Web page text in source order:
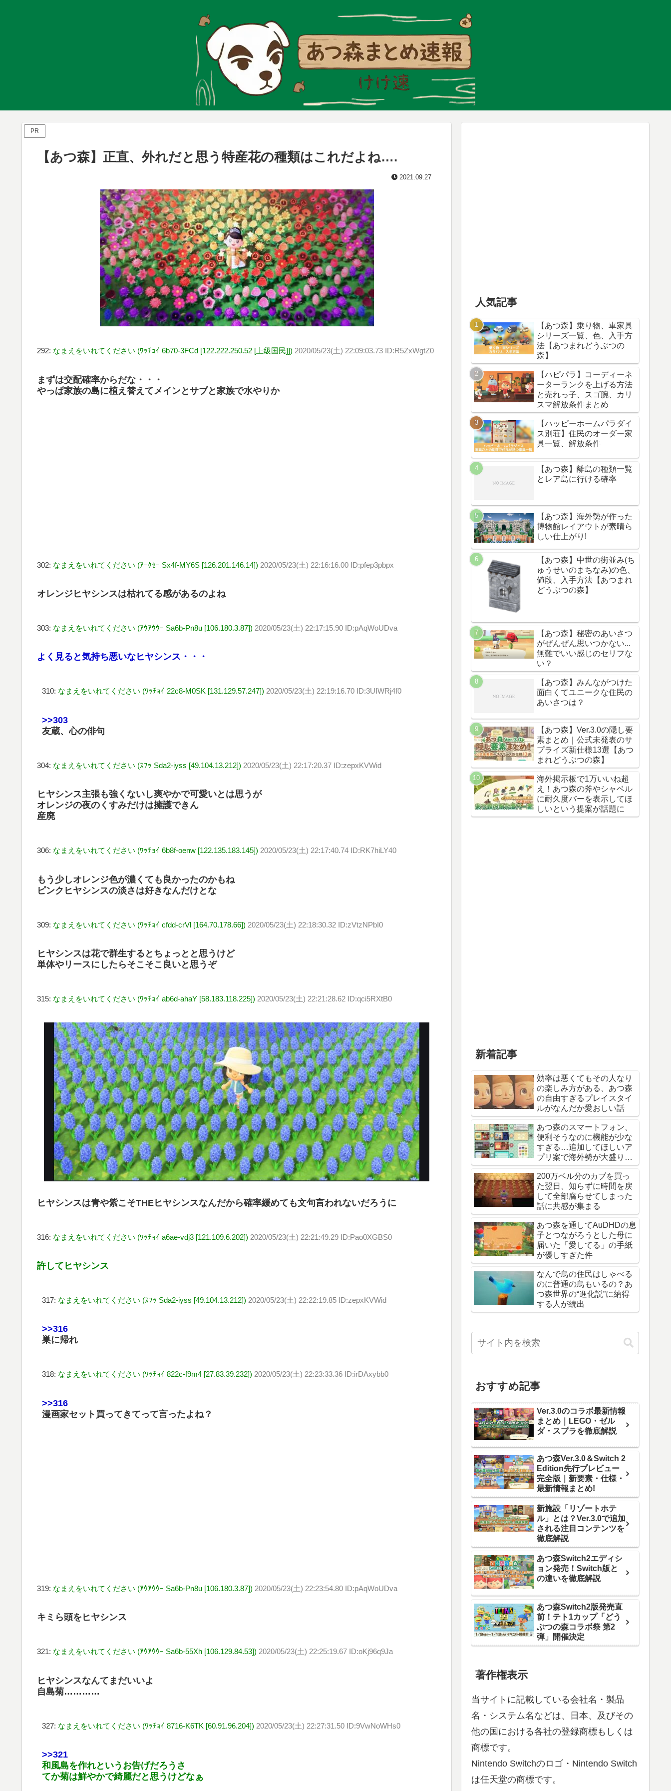
PR
【あつ森】正直、外れだと思う特産花の種類はこれだよね….
2021.09.27
292: なまえをいれてください (ﾜｯﾁｮｲ 6b70-3FCd [122.222.250.52 [上級国民]]) 2020/05/23(土) 22:09:03.73 ID:R5ZxWgtZ0
まずは交配確率からだな・・・
やっぱ家族の島に植え替えてメインとサブと家族で水やりか
302: なまえをいれてください (ｱｰｸｾｰ Sx4f-MY6S [126.201.146.14]) 2020/05/23(土) 22:16:16.00 ID:pfep3pbpx
オレンジヒヤシンスは枯れてる感があるのよね
303: なまえをいれてください (ｱｳｱｳｳｰ Sa6b-Pn8u [106.180.3.87]) 2020/05/23(土) 22:17:15.90 ID:pAqWoUDva
よく見ると気持ち悪いなヒヤシンス・・・
310: なまえをいれてください (ﾜｯﾁｮｲ 22c8-M0SK [131.129.57.247]) 2020/05/23(土) 22:19:16.70 ID:3UIWRj4f0
>>303
友蔵、心の俳句
304: なまえをいれてください (ｽﾌｯ Sda2-iyss [49.104.13.212]) 2020/05/23(土) 22:17:20.37 ID:zepxKVWid
ヒヤシンス主張も強くないし爽やかで可愛いとは思うが
オレンジの夜のくすみだけは擁護できん
産廃
306: なまえをいれてください (ﾜｯﾁｮｲ 6b8f-oenw [122.135.183.145]) 2020/05/23(土) 22:17:40.74 ID:RK7hiLY40
もう少しオレンジ色が濃くても良かったのかもね
ピンクヒヤシンスの淡さは好きなんだけとな
309: なまえをいれてください (ﾜｯﾁｮｲ cfdd-crVl [164.70.178.66]) 2020/05/23(土) 22:18:30.32 ID:zVtzNPbI0
ヒヤシンスは花で群生するとちょっとと思うけど
単体やリースにしたらそこそこ良いと思うぞ
315: なまえをいれてください (ﾜｯﾁｮｲ ab6d-ahaY [58.183.118.225]) 2020/05/23(土) 22:21:28.62 ID:qci5RXtB0
ヒヤシンスは青や紫こそTHEヒヤシンスなんだから確率緩めても文句言われないだろうに
316: なまえをいれてください (ﾜｯﾁｮｲ a6ae-vdj3 [121.109.6.202]) 2020/05/23(土) 22:21:49.29 ID:Pao0XGBS0
許してヒヤシンス
317: なまえをいれてください (ｽﾌｯ Sda2-iyss [49.104.13.212]) 2020/05/23(土) 22:22:19.85 ID:zepxKVWid
>>316
巣に帰れ
318: なまえをいれてください (ﾜｯﾁｮｲ 822c-f9m4 [27.83.39.232]) 2020/05/23(土) 22:23:33.36 ID:irDAxybb0
>>316
漫画家セット買ってきてって言ったよね？
319: なまえをいれてください (ｱｳｱｳｳｰ Sa6b-Pn8u [106.180.3.87]) 2020/05/23(土) 22:23:54.80 ID:pAqWoUDva
キミら頭をヒヤシンス
321: なまえをいれてください (ｱｳｱｳｳｰ Sa6b-55Xh [106.129.84.53]) 2020/05/23(土) 22:25:19.67 ID:oKj96q9Ja
ヒヤシンスなんてまだいいよ
自島菊…………
327: なまえをいれてください (ﾜｯﾁｮｲ 8716-K6TK [60.91.96.204]) 2020/05/23(土) 22:27:31.50 ID:9VwNoWHs0
>>321
和風島を作れというお告げだろうさ
てか菊は鮮やかで綺麗だと思うけどなぁ
人気記事
【あつ森】乗り物、車家具
シリーズ一覧、色、入手方
法【あつまれどうぶつの
森】
【ハピパラ】コーディーネ
ーターランクを上げる方法
と売れっ子、スゴ腕、カリ
スマ解放条件まとめ
【ハッピーホームパラダイ
ス別荘】住民のオーダー家
具一覧、解放条件
【あつ森】離島の種類一覧
とレア島に行ける確率
【あつ森】海外勢が作った
博物館レイアウトが素晴ら
しい仕上がり!
【あつ森】中世の街並み(ち
ゅうせいのまちなみ)の色、
値段、入手方法【あつまれ
どうぶつの森】
【あつ森】秘密のあいさつ
がぜんぜん思いつかない...
無難でいい感じのセリフな
い？
【あつ森】みんながつけた
面白くてユニークな住民の
あいさつは？
【あつ森】Ver.3.0の隠し要
素まとめ｜公式未発表のサ
プライズ新仕様13選【あつ
まれどうぶつの森】
海外掲示板で1万いいね超
え！あつ森の斧やシャベル
に耐久度バーを表示してほ
しいという提案が話題に
新着記事
効率は悪くてもその人なり
の楽しみ方がある、あつ森
の自由すぎるプレイスタイ
ルがなんだか愛おしい話
あつ森のスマートフォン、
便利そうなのに機能が少な
すぎる…追加してほしいア
プリ案で海外勢が大盛り上
がり
200万ベル分のカブを買っ
た翌日、知らずに時間を戻
して全部腐らせてしまった
話に共感が集まる
あつ森を通してAuDHDの息
子とつながろうとした母に
届いた「愛してる」の手紙
が優しすぎた件
なんで鳥の住民はしゃべる
のに普通の鳥もいるの？あ
つ森世界の“進化説”に納得
する人が続出
おすすめ記事
Ver.3.0のコラボ最新情報
まとめ｜LEGO・ゼル
ダ・スプラを徹底解説
あつ森Ver.3.0＆Switch 2
Edition先行プレビュー
完全版｜新要素・仕様・
最新情報まとめ!
新施設「リゾートホテ
ル」とは？Ver.3.0で追加
される注目コンテンツを
徹底解説
あつ森Switch2エディシ
ョン発売！Switch版と
の違いを徹底解説
あつ森Switch2版発売直
前！テト1カップ「どう
ぶつの森コラボ祭 第2
弾」開催決定
著作権表示
当サイトに記載している会社名・製品
名・システム名などは、日本、及びその
他の国における各社の登録商標もしくは
商標です。
Nintendo Switchのロゴ・Nintendo Switch
は任天堂の商標です。